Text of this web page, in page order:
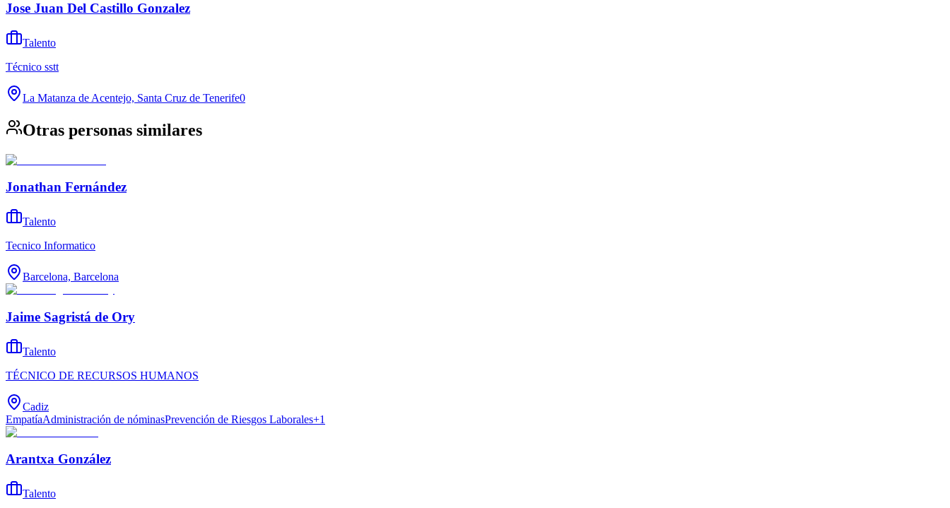
Jose Juan Del Castillo Gonzalez
Talento
Técnico sstt
La Matanza de Acentejo, Santa Cruz de Tenerife0
Otras personas similares
Jonathan Fernández
Talento
Tecnico Informatico
Barcelona, Barcelona
Jaime Sagristá de Ory
Talento
TÉCNICO DE RECURSOS HUMANOS
Cadiz
EmpatíaAdministración de nóminasPrevención de Riesgos Laborales+1
Arantxa González
Talento